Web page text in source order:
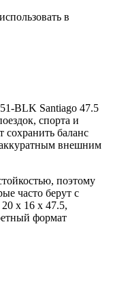
в
BLK Santiago 47.5
спорта и
баланс
внешним
поэтому
часто берут с
x 16 x 47.5,
формат